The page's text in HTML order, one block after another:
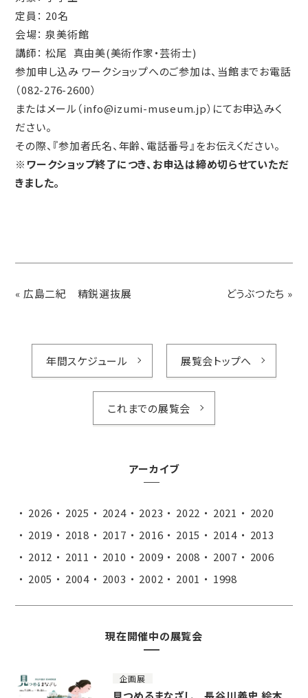
定員： 20名
会場： 泉美術館
講師： 松尾 真由美(美術作家・芸術士)
参加申し込み ワークショップへのご参加は、当館までお電話
（082-276-2600）
またはメール（info@izumi-museum.jp）にてお申込みく
ださい。
その際、『参加者氏名、年齢、電話番号』をお伝えください。
※ワークショップ終了につき、お申込は締め切らせていただ
きました。
« 広島二紀 精鋭選抜展 どうぶつたち »
年間スケジュール 展覧会トップへ
これまでの展覧会
アーカイブ
2026 2025 2024 2023 2022 2021
2020
2019
2018 2017 2016 2015 2014
2013
2012
2011 2010 2009 2008 2007
2006
2005
2004 2003 2002 2001 1998
現在開催中の展覧会
企画展